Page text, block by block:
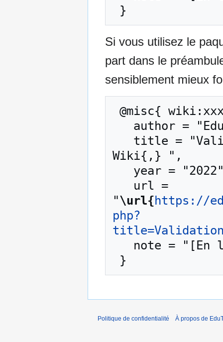
Si vous utilisez le
part dans le
sensiblement mieux
Wiki{,} ",
"\url{https://
php?
Politique de confidentialité À propos de